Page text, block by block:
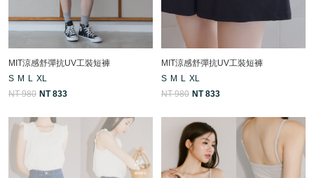
MIT涼感舒彈抗UV工裝短褲
S M L
XL
NT 980 NT 833
MIT涼感舒彈抗UV工裝短褲
S M L
XL
NT 980 NT 833